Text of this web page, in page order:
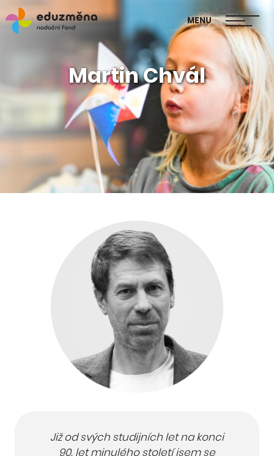
MENU
Publikace Mapa změny
Martin Chvál
Již od svých studijních let na konci
90. let minulého století jsem se